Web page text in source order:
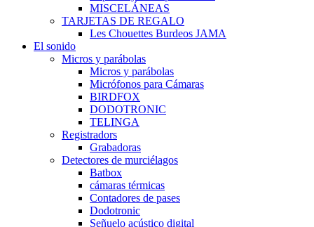
MISCELÁNEAS
TARJETAS DE REGALO
Les Chouettes Burdeos JAMA
El sonido
Micros y parábolas
Micros y parábolas
Micrófonos para Cámaras
BIRDFOX
DODOTRONIC
TELINGA
Registradors
Grabadoras
Detectores de murciélagos
Batbox
cámaras térmicas
Contadores de pases
Dodotronic
Señuelo acústico digital